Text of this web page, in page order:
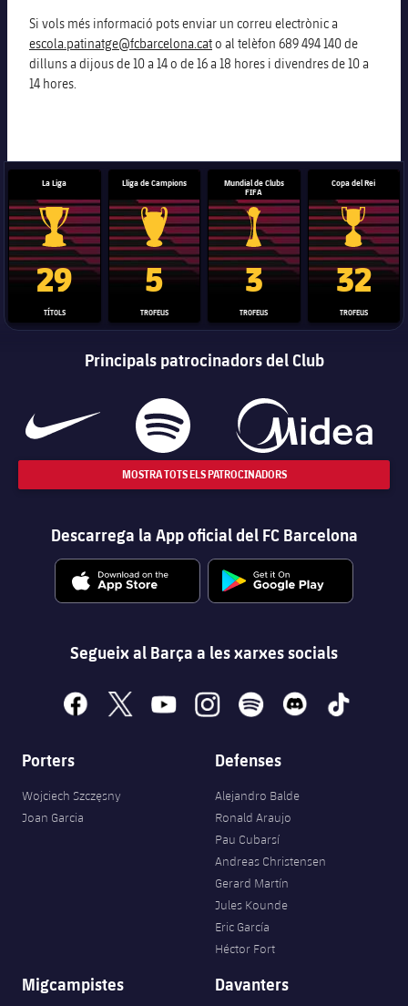
Si vols més informació pots enviar un correu electrònic a
escola.patinatge@fcbarcelona.cato al telèfon 689 494 140 de
dilluns a dijous de 10 a 14 o de 16 a 18 hores i divendres de 10 a
14 hores.
La Liga
Trofeu de la Liga
29
TÍTOLS
Lliga de Campions
Trofeu de la Lliga de Campions
5
TROFEUS
Mundial de Clubs
FIFA
Trofeu del Mundial de Clubs
3
TROFEUS
Copa del Rei
Copa del
32
TROFEUS
Principals patrocinadors del Club
MOSTRA TOTS ELS PATROCINADORS
Descarrega la App oficial del FC Barcelona
Segueix al Barça a les xarxes socials
facebook
x youtubeinstagramspotify discord tiktok
Porters
Wojciech Szczęsny
Joan Garcia
Defenses
Alejandro Balde
Ronald Araujo
Pau Cubarsí
Andreas Christensen
Gerard Martín
Jules Kounde
Eric García
Héctor Fort
Migcampistes Davanters